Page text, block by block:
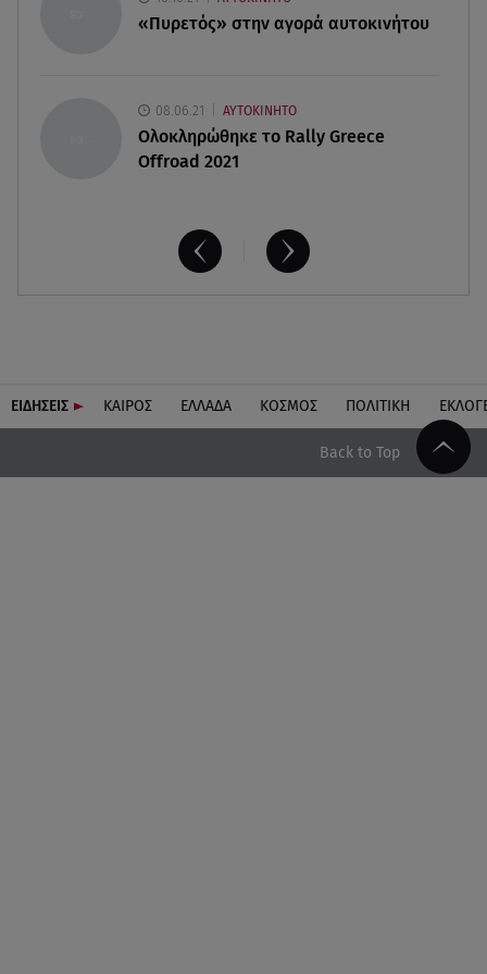
«Πυρετός» στην αγορά αυτοκινήτου
08.06.21 ΑΥΤΟΚΙΝΗΤΟ
Ολοκληρώθηκε το Rally Greece
Offroad 2021
ΕΙΔΗΣΕΙΣ ΚΑΙΡΟΣ ΕΛΛΑΔΑ ΚΟΣΜΟΣ ΠΟΛΙΤΙΚΗ
Back to Top